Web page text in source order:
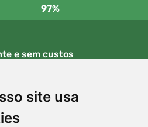
site usa
97%
e sem custos
superiores a 80 EUR
gratuitas
a sua encomenda em qualquer